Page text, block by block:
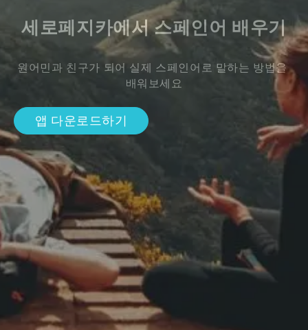
세로페지카에서 스페인어 배우기
원어민과 친구가 되어 실제 스페인어로 말하는 방법을
배워보세요
앱 다운로드하기